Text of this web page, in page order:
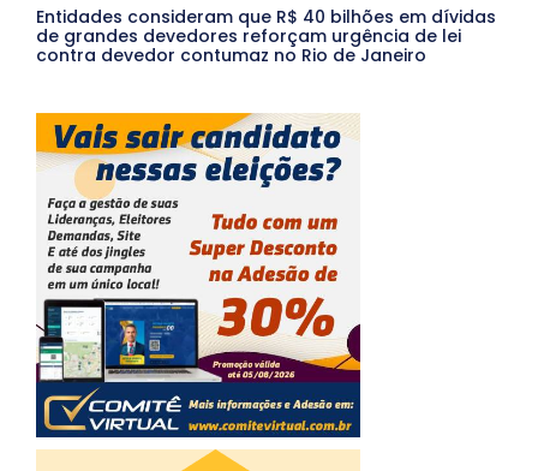
Entidades consideram que R$ 40 bilhões em dívidas
de grandes devedores reforçam urgência de lei
contra devedor contumaz no Rio de Janeiro